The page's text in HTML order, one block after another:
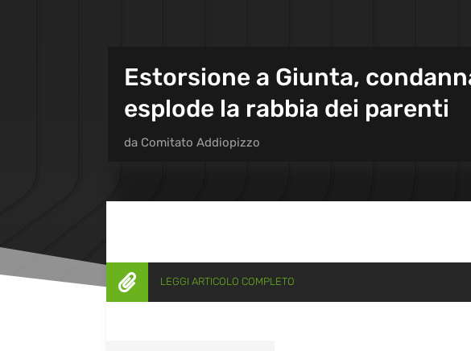
Estorsione a Giunta,
esplode la rabbia dei parenti
da Comitato Addiopizzo
 LEGGI ARTICOLO COMPLETO